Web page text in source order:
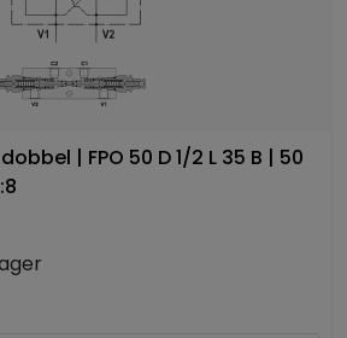
| FPO 50 D 1/2 L 35 B | 50